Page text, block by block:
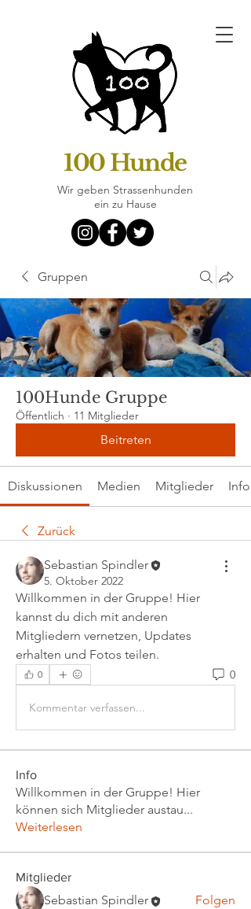
100 Hunde
Wir geben Strassenhunden
ein zu Hause
Gruppen
100Hunde Gruppe
Öffentlich · 11 Mitglieder
Beitreten
Diskussionen Medien Mitglieder Info
Zurück
Sebastian Spindler
5. Oktober 2022
Willkommen in der Gruppe! Hier
kannst du dich mit anderen
Mitgliedern vernetzen, Updates
erhalten und Fotos teilen.
0 0
Kommentar verfassen...
Info
Willkommen in der Gruppe! Hier
können sich Mitglieder austau...
Weiterlesen
Mitglieder
Sebastian Spindler
Folgen